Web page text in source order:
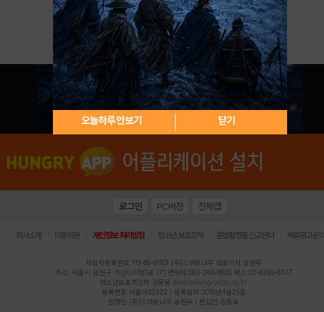
아이디 / 비밀번호 찾기 회원가입
오늘하루 안보기 닫기
로그인 PC버전 전체앱
회사소개 이용약관 개인정보 처리방침 청소년 보호정책 불법촬영물 신고센터 제휴광고문의
사업자등록번호:119-86-61101 (주)스마트나우 대표이사:송현두
주소: 서울시 금천구 가산디지털1로 171 연락처:063-284-8635 팩스:02-6265-0377
청소년보호책임자:김동욱 desk@hungryapp.co.kr
등록번호:서울아02322 | 등록일자:2016년4월25일
발행인:(주)스마트나우 송현두 | 편집인:김동욱